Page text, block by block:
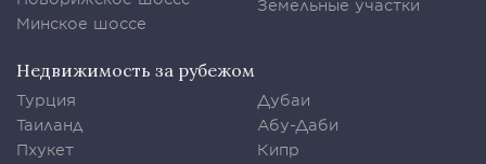
Минское шоссе
Земельные участки
Недвижимость за рубежом
Турция
Таиланд
Пхукет
Дубаи
Абу-Даби
Кипр